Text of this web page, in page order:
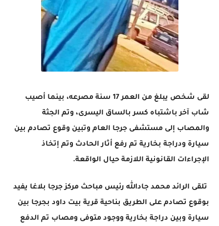
لقى شخص يبلغ من العمر 17 سنة مصرعه، بينما أصيب
شاب آخر باشتباه كسر بالساق اليسرى، وتم الجثة
والمصاب إلى مستشفى جرجا العام وتبين وقوع تصادم بين
سيارة ودراجة بخارية تم رفع أثار الحادث وتم إتخاذ
الإجراءات القانونية اللازمة حيال الواقعة.
تلقى الرائد محمد جادالله رئيس مباحث مركز جرجا بلاغا يفيد
بوقوع تصادم على الطريق بناحية قرية بيت داود بجرجا بين
سيارة وبين دراجة بخارية ووجود متوفى ومصاب تم الدفع